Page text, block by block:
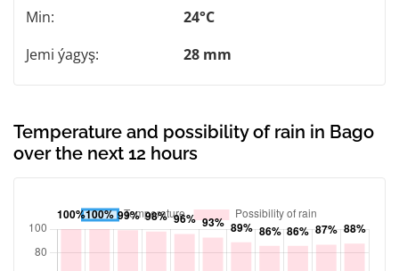
Min:
24°C
Jemi ýagyş:
28 mm
Temperature and possibility of rain in Bago
over the next 12 hours